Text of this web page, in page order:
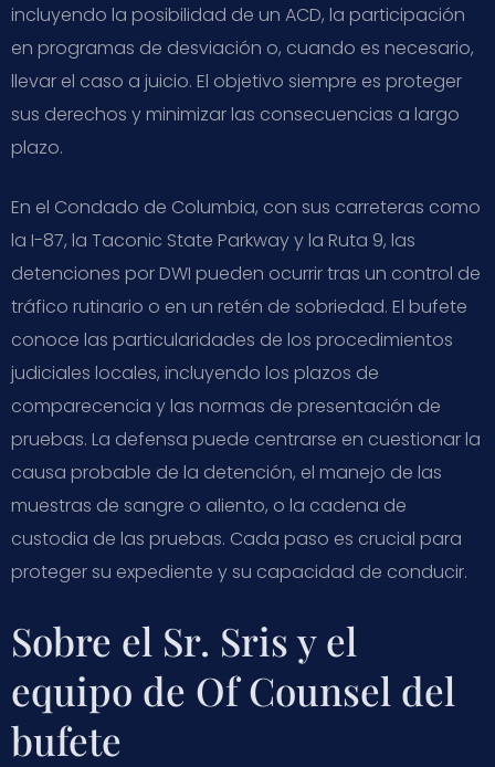
incluyendo la posibilidad de un ACD, la participación
en programas de desviación o, cuando es necesario,
llevar el caso a juicio. El objetivo siempre es proteger
sus derechos y minimizar las consecuencias a largo
plazo.
En el Condado de Columbia, con sus carreteras como
la I-87, la Taconic State Parkway y la Ruta 9, las
detenciones por DWI pueden ocurrir tras un control de
tráfico rutinario o en un retén de sobriedad. El bufete
conoce las particularidades de los procedimientos
judiciales locales, incluyendo los plazos de
comparecencia y las normas de presentación de
pruebas. La defensa puede centrarse en cuestionar la
causa probable de la detención, el manejo de las
muestras de sangre o aliento, o la cadena de
custodia de las pruebas. Cada paso es crucial para
proteger su expediente y su capacidad de conducir.
Sobre el Sr. Sris y el
equipo de Of Counsel del
bufete